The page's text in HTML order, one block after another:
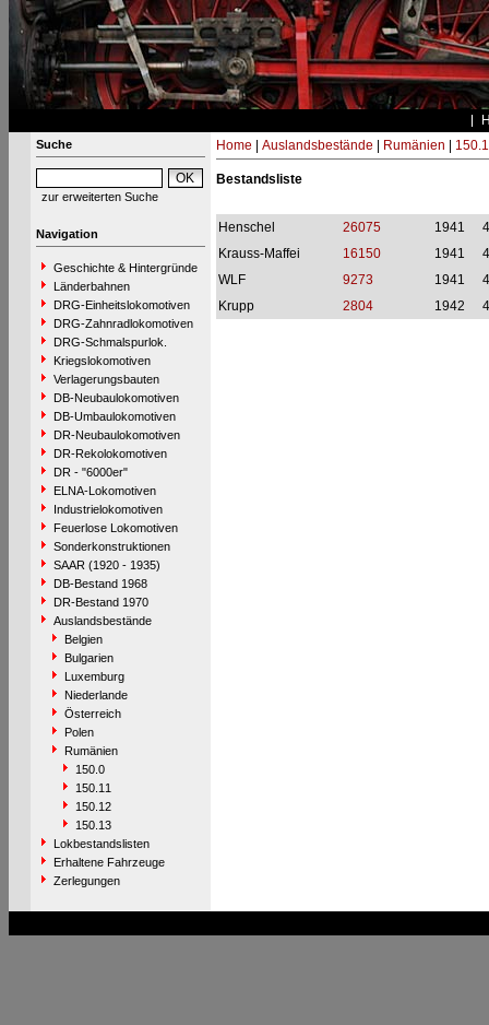
Suche
zur erweiterten Suche
Navigation
Geschichte & Hintergründe
Länderbahnen
DRG-Einheitslokomotiven
DRG-Zahnradlokomotiven
DRG-Schmalspurlok.
Kriegslokomotiven
Verlagerungsbauten
DB-Neubaulokomotiven
DB-Umbaulokomotiven
DR-Neubaulokomotiven
DR-Rekolokomotiven
DR - "6000er"
ELNA-Lokomotiven
Industrielokomotiven
Feuerlose Lokomotiven
Sonderkonstruktionen
SAAR (1920 - 1935)
DB-Bestand 1968
DR-Bestand 1970
Auslandsbestände
Belgien
Bulgarien
Luxemburg
Niederlande
Österreich
Polen
Rumänien
150.0
150.11
150.12
150.13
Lokbestandslisten
Erhaltene Fahrzeuge
Zerlegungen
Home Auslandsbestände Rumänien
Bestandsliste
Henschel 26075 1941
Krauss-Maffei
16150 1941
WLF
9273 1941
Krupp
2804 1942